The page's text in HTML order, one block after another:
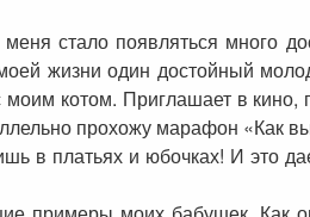
стало появляться много
жизни один достойный
моим котом. Приглашает в
прохожу марафон «Как
в платьях и юбочках! И это